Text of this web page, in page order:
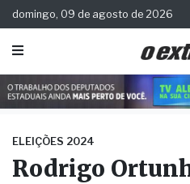
domingo, 09 de agosto de 2026